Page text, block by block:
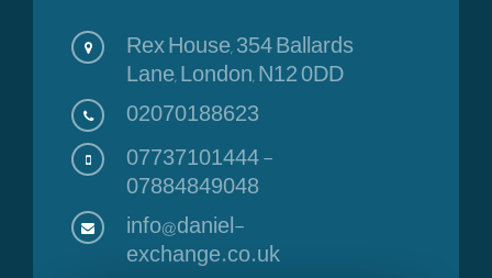
Rex House, 354 Ballards
Lane, London, N12 0DD
02070188623
07737101444-
07884849048
info@daniel-
exchange.co.uk